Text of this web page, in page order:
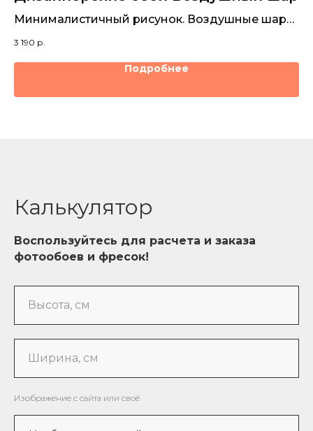
Минималистичный рисунок. Воздушные шары
3 190 р.
Подробнее
Калькулятор
Воспользуйтесь для расчета и заказа
фотообоев и фресок!
Высота, см
Ширина, см
Изображение с сайта или своё